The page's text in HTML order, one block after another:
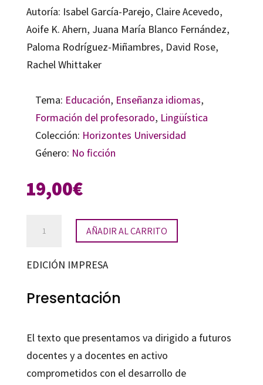
Autoría: Isabel García-Parejo, Claire Acevedo,
Aoife K. Ahern, Juana María Blanco Fernández,
Paloma Rodríguez-Miñambres, David Rose,
Rachel Whittaker
Tema: Educación, Enseñanza idiomas,
Formación del profesorado, Lingüística
Colección: Horizontes Universidad
Género: No ficción
19,00€
textuales:
pedagogy
in
Spanish
AÑADIR AL CARRITO
EDICIÓN IMPRESA
Presentación
El texto que presentamos va dirigido a futuros
docentes y a docentes en activo
comprometidos con el desarrollo de